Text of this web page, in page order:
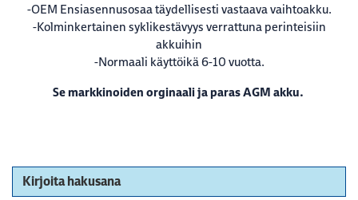
-OEM Ensiasennusosaa täydellisesti vastaava vaihtoakku.
-Kolminkertainen syklikestävyys verrattuna perinteisiin
akkuihin
-Normaali käyttöikä 6-10 vuotta.
Se markkinoiden orginaali ja paras AGM akku.
Kirjoita hakusana